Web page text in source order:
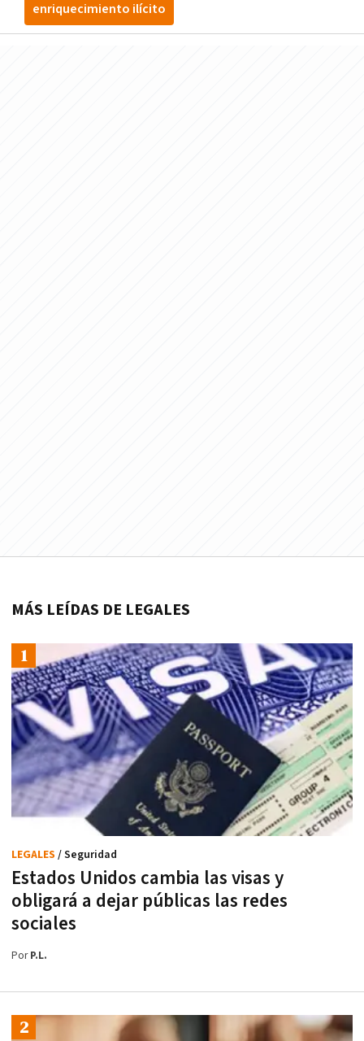
enriquecimiento ilícito
MÁS LEÍDAS DE LEGALES
Estados Unidos cambia las visas y
obligará a dejar públicas las redes
sociales
LEGALES / Seguridad
PorP.L.